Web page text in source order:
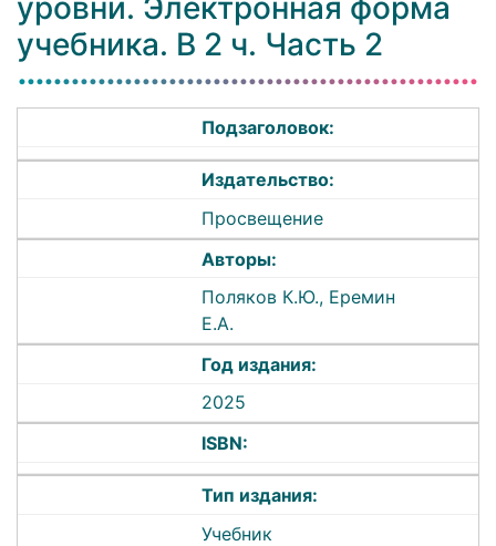
уровни. Электронная форма
учебника. В 2 ч. Часть 2
Подзаголовок:
Издательство:
Просвещение
Авторы:
Поляков К.Ю., Еремин
Е.А.
Год издания:
2025
ISBN:
Тип издания:
Учебник